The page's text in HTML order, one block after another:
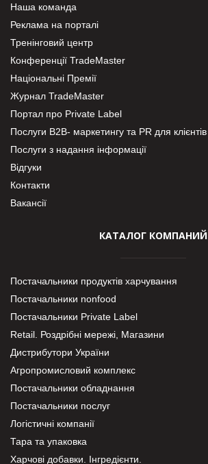
Наша команда
Реклама на порталі
Тренінговий центр
Конференції TradeMaster
Національні Премії
Журнал TradeMaster
Портал про Private Label
Послуги В2В- маркетингу та PR для клієнтів
Послуги з надання інформації
Відгуки
Контакти
Вакансії
КАТАЛОГ КОМПАНИЙ
Постачальники продуктів харчування
Постачальники nonfood
Постачальники Private Label
Retail. Роздрібні мережі, Магазини
Дистрибутори України
Агропромисловий комплекс
Постачальники обладнання
Постачальники послуг
Логістичні компанії
Тара та упаковка
Харчові добавки. Інгредієнти.